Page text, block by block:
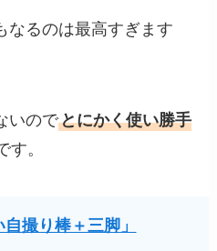
なるのは最高すぎます
いのでとにかく使い勝手
す。
自撮り棒＋三脚」